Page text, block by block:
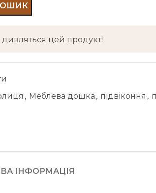
дивляться цей продукт!
, Меблева дошка , підвіконня ,
ІНФОРМАЦІЯ